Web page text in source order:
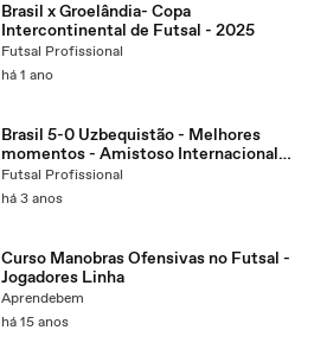
Brasil x Groelândia- Copa
Intercontinental de Futsal - 2025
Futsal Profissional
há 1 ano
Brasil 5-0 Uzbequistão - Melhores
momentos - Amistoso Internacional
de Futsal
Futsal Profissional
há 3 anos
Curso Manobras Ofensivas no Futsal -
Jogadores Linha
Aprendebem
há 15 anos